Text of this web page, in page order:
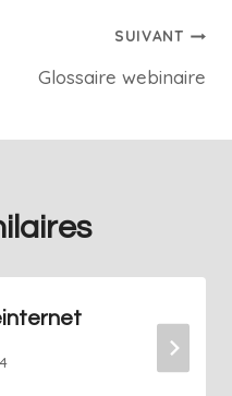
SUIVANT
Glossaire webinaire